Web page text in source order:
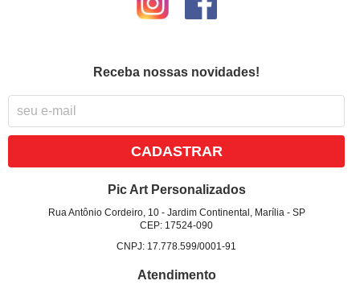
Receba nossas novidades!
CADASTRAR
Pic Art Personalizados
Rua Antônio Cordeiro, 10- Jardim Continental, Marília- SP
CEP: 17524-090
CNPJ: 17.778.599/0001-91
Atendimento